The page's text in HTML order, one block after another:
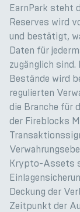
EarnPark steht
Reserves wird
und bestätigt,
Daten für
zugänglich
Bestände wird
regulierten
die Branche für
der Fireblocks
Krypto-Assets
Deckung der
Zeitpunkt der